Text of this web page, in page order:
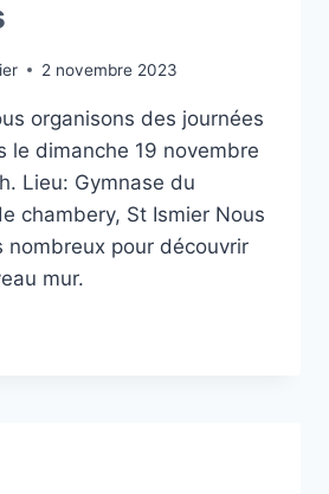
2 novembre 2023
organisons des journées
le dimanche 19 novembre
Lieu: Gymnase du
chambery, St Ismier Nous
nombreux pour découvrir
mur.